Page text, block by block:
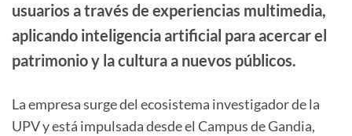
usuarios a través de experiencias multimedia,
aplicando inteligencia artificial para acercar el
patrimonio y la cultura a nuevos públicos.
La empresa surge del ecosistema investigador de la
UPV y está impulsada desde el Campus de Gandia,